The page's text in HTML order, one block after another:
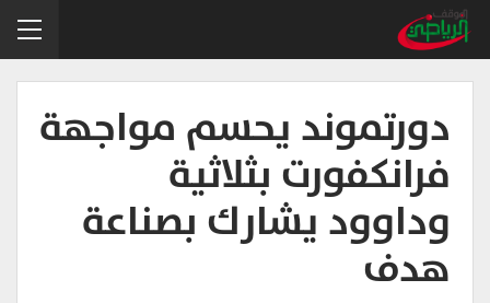
دورتموند يحسم مواجهة
فرانكفورت بثلاثية
وداوود يشارك بصناعة
هدف